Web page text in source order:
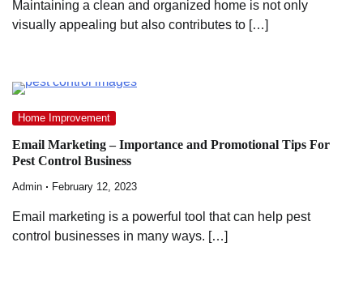
Maintaining a clean and organized home is not only
visually appealing but also contributes to […]
Home Improvement
Email Marketing – Importance and Promotional Tips For
Pest Control Business
Admin February 12, 2023
Email marketing is a powerful tool that can help pest
control businesses in many ways. […]